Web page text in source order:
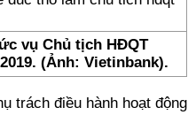
vụ Chủ tịch HĐQT
(Ảnh: Vietinbank).
trách điều hành hoạt động